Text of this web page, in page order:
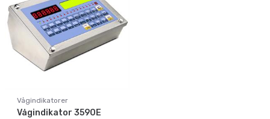
Vågindikatorer
Vågindikator 3590E